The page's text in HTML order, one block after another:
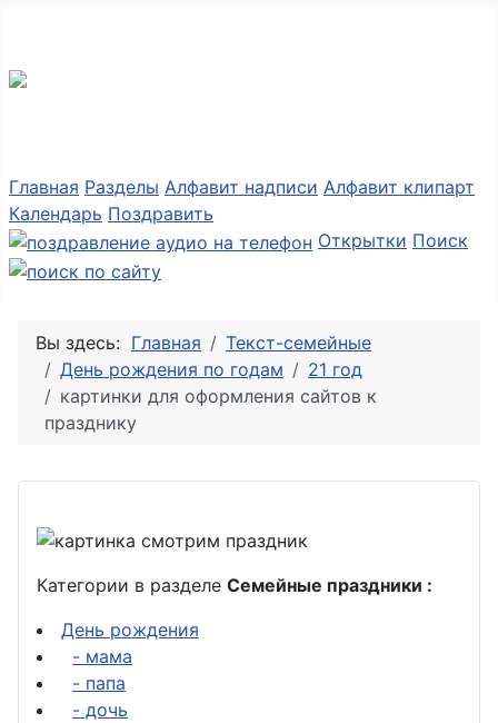
Главная Разделы Алфавит надписи Алфавит клипарт
Календарь Поздравить
Открытки Поиск
Вы здесь: Главная
Текст-семейные
День рождения по годам
21 год
картинки для оформления сайтов к
празднику
Категории в разделе Семейные праздники :
День рождения
- мама
- папа
- дочь